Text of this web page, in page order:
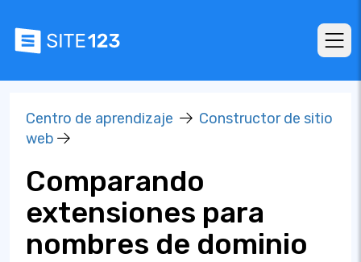
Centro de aprendizaje
Constructor de sitio
web
Comparando
extensiones para
nombres de dominio